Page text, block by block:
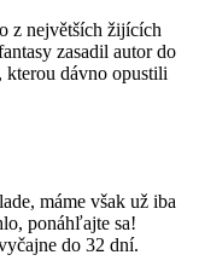
z největších žijících
zasadil autor do
kterou dávno opustili
máme však už iba
ponáhľajte sa!
do 32 dní.